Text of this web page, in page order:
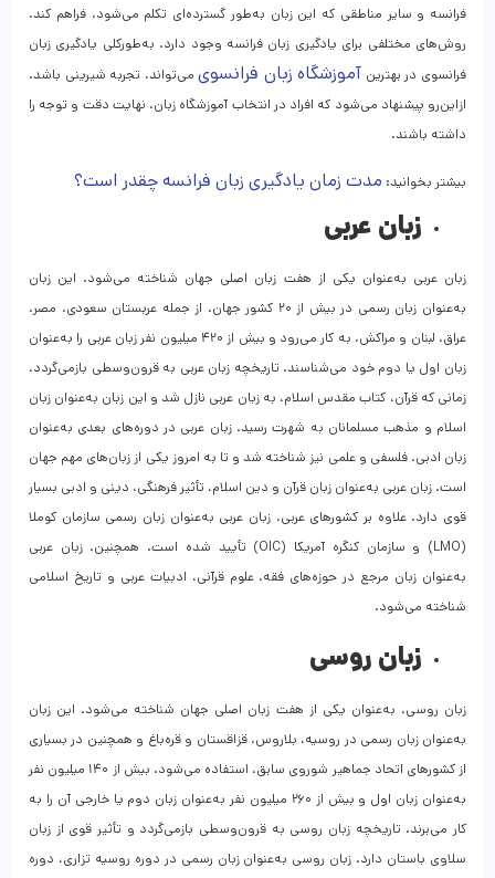
فرانسه و سایر مناطقی که این زبان به‌طور گسترده‌ای تکلم می‌شود، فراهم کند.
روش‌های مختلفی برای یادگیری زبان فرانسه وجود دارد. به‌طورکلی یادگیری زبان
فرانسوی در بهترین آموزشگاه زبان فرانسویمی‌تواند، تجربه شیرینی باشد.
ازاین‌رو پیشنهاد می‌شود که افراد در انتخاب آموزشگاه زبان، نهایت دقت و توجه را
داشته باشند.
بیشتر بخوانید: مدت زمان یادگیری زبان فرانسه چقدر است؟
زبان عربی
زبان عربی به‌عنوان یکی از هفت زبان اصلی جهان شناخته می‌شود. این زبان
به‌عنوان زبان رسمی در بیش از ۲۰ کشور جهان، از جمله عربستان سعودی، مصر،
عراق، لبنان و مراکش، به کار می‌رود و بیش از ۴۲۰ میلیون نفر زبان عربی را به‌عنوان
زبان اول یا دوم خود می‌شناسند. تاریخچه زبان عربی به قرون‌وسطی بازمی‌گردد،
زمانی که قرآن، کتاب مقدس اسلام، به زبان عربی نازل شد و این زبان به‌عنوان زبان
اسلام و مذهب مسلمانان به شهرت رسید. زبان عربی در دوره‌های بعدی به‌عنوان
زبان ادبی، فلسفی و علمی نیز شناخته شد و تا به امروز یکی از زبان‌های مهم جهان
است. زبان عربی به‌عنوان زبان قرآن و دین اسلام، تأثیر فرهنگی، دینی و ادبی بسیار
قوی دارد. علاوه بر کشورهای عربی، زبان عربی به‌عنوان زبان رسمی سازمان کوملا
(LMO) و سازمان کنگره آمریکا (OIC) تأیید شده است. همچنین، زبان عربی
به‌عنوان زبان مرجع در حوزه‌های فقه، علوم قرآنی، ادبیات عربی و تاریخ اسلامی
شناخته می‌شود.
زبان روسی
زبان روسی، به‌عنوان یکی از هفت زبان اصلی جهان شناخته می‌شود. این زبان
به‌عنوان زبان رسمی در روسیه، بلاروس، قزاقستان و قره‌باغ و همچنین در بسیاری
از کشورهای اتحاد جماهیر شوروی سابق، استفاده می‌شود. بیش از ۱۴۰ میلیون نفر
به‌عنوان زبان اول و بیش از ۲۶۰ میلیون نفر به‌عنوان زبان دوم یا خارجی آن را به
کار می‌برند. تاریخچه زبان روسی به قرون‌وسطی بازمی‌گردد و تأثیر قوی از زبان
سلاوی باستان دارد. زبان روسی به‌عنوان زبان رسمی در دوره روسیه تزاری، دوره